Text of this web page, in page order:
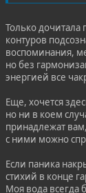
Только
контуров
воспоминания,
но без
энергией все
Еще, хочется
но ни в коем
принадлежат
с ними можно
Если паника
стихий в конце
Моя вода всегда